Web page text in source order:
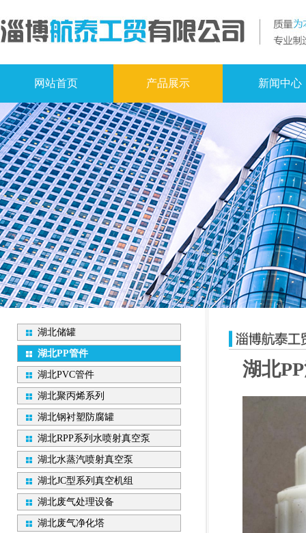
网站首页 产品展示 新闻中心
湖北
湖北储罐
湖北PP管件
湖北PVC管件
湖北聚丙烯系列
湖北钢衬塑防腐罐
湖北RPP系列水喷射真空泵
湖北水蒸汽喷射真空泵
湖北JC型系列真空机组
湖北废气处理设备
湖北废气净化塔